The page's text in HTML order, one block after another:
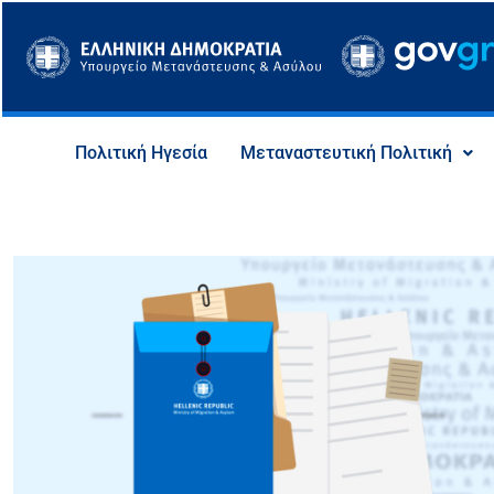
στο
περιεχόμενο
Πολιτική Ηγεσία Μεταναστευτική Πολιτική